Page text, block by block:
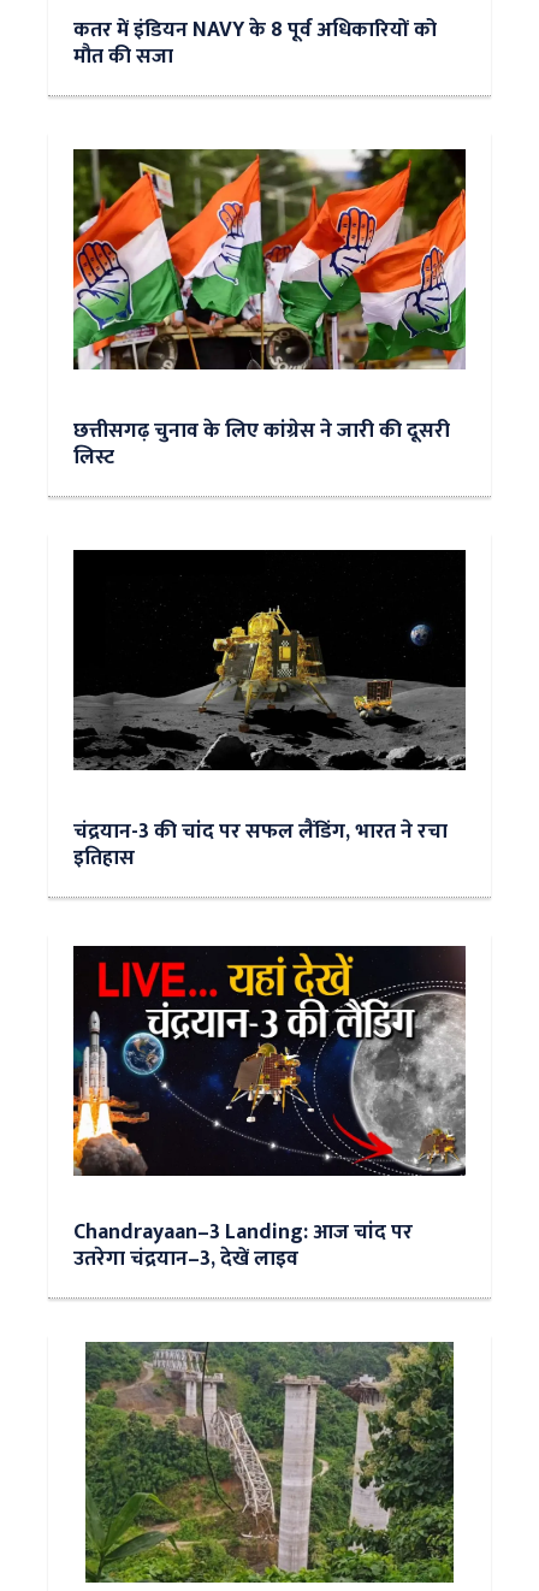
कतर में इंडियन NAVY के 8 पूर्व अधिकारियों को
मौत की सजा
छत्तीसगढ़ चुनाव के लिए कांग्रेस ने जारी की दूसरी
लिस्ट
चंद्रयान-3 की चांद पर सफल लैंडिंग, भारत ने रचा
इतिहास
Chandrayaan–3 Landing: आज चांद पर
उतरेगा चंद्रयान–3, देखें लाइव